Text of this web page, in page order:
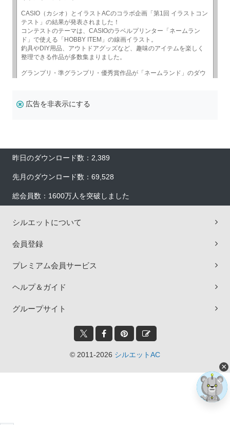
広告を非表示にする
昨日のダウンロード数：2,389
先月のダウンロード数：69,528
総会員数：1600万人を突破しました
シルエットについて
会員登録
プレミアム会員サービス
ヘルプ＆ガイド
グループサイト
© 2011-2026 シルエットAC
×